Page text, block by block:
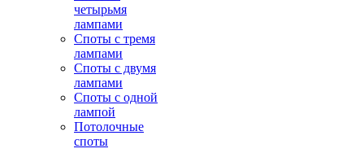
четырьмя
лампами
Споты с тремя
лампами
Споты с двумя
лампами
Споты с одной
лампой
Потолочные
споты